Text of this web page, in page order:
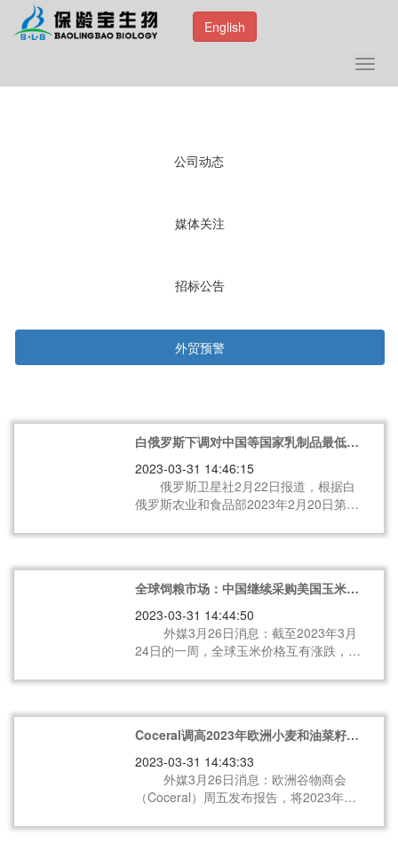
English
公司动态
媒体关注
招标公告
外贸预警
白俄罗斯下调对中国等国家乳制品最低出
2023-03-31 14:46:15
俄罗斯卫星社2月22日报道，根据白
俄罗斯农业和食品部2023年2月20日第24
格。例如，对俄罗斯出口的浓缩或加糖处
奶和奶油，其每公斤售价从以往不低于
210俄卢布现降至200俄卢布；对欧亚经济
联盟、独联体国家和格鲁吉亚出口同类产
品，其每公斤售价从不低于3.5美元降至
2.7美元；对中国出口同类产品，其每公斤
不加糖的奶粉和奶油售价也略有下降，其
下调至现在的4美元。此外，其他乳粉类
制品的出口价格门槛也有所下降。据悉，
出口价格，今年2月已两次调整最低限
价，上次发生于一周前，主要降低肉类出
口价格，此次调整涉及乳制品。
全球饲粮市场：中国继续采购美国玉米，
2023-03-31 14:44:50
外媒3月26日消息：截至2023年3月
24日的一周，全球玉米价格互有涨跌，美
入美国玉米带来的支持。不过随着美国玉
伐趋于放慢。在美国农业部即将公布春播
意向报告之前，关注焦点正在转向北半球
春播天气以及巴西二季玉米的生长形势。
Coceral调高2023年欧洲小麦和油菜籽产
2023-03-31 14:43:33
外媒3月26日消息：欧洲谷物商会
（Coceral）周五发布报告，将2023年欧
亿吨，高于12月预测的1.433亿吨，也高